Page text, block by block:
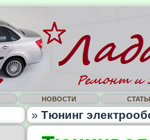
НОВОСТИ
» Тюнинг